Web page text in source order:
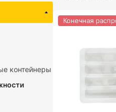
контейнеры
Конечная